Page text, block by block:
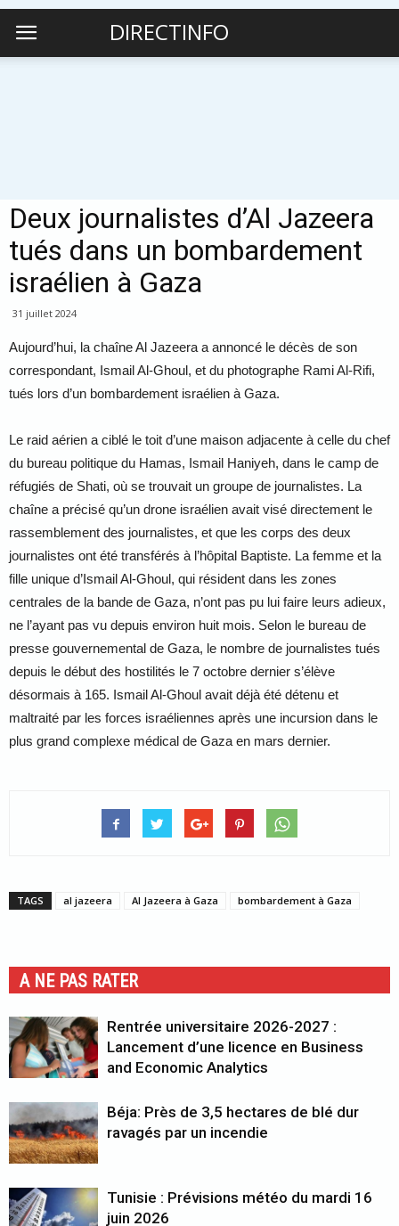
DIRECTINFO
Deux journalistes d’Al Jazeera
tués dans un bombardement
israélien à Gaza
31 juillet 2024
Aujourd’hui, la chaîne Al Jazeera a annoncé le décès de son
correspondant, Ismail Al-Ghoul, et du photographe Rami Al-Rifi,
tués lors d’un bombardement israélien à Gaza.
Le raid aérien a ciblé le toit d’une maison adjacente à celle du chef
du bureau politique du Hamas, Ismail Haniyeh, dans le camp de
réfugiés de Shati, où se trouvait un groupe de journalistes. La
chaîne a précisé qu’un drone israélien avait visé directement le
rassemblement des journalistes, et que les corps des deux
journalistes ont été transférés à l’hôpital Baptiste. La femme et la
fille unique d’Ismail Al-Ghoul, qui résident dans les zones
centrales de la bande de Gaza, n’ont pas pu lui faire leurs adieux,
ne l’ayant pas vu depuis environ huit mois. Selon le bureau de
presse gouvernemental de Gaza, le nombre de journalistes tués
depuis le début des hostilités le 7 octobre dernier s’élève
désormais à 165. Ismail Al-Ghoul avait déjà été détenu et
maltraité par les forces israéliennes après une incursion dans le
plus grand complexe médical de Gaza en mars dernier.
TAGS al jazeera Al Jazeera à Gaza bombardement à Gaza
A NE PAS RATER
Rentrée universitaire 2026-2027 :
Lancement d’une licence en Business
and Economic Analytics
Béja: Près de 3,5 hectares de blé dur
ravagés par un incendie
Tunisie : Prévisions météo du mardi 16
juin 2026